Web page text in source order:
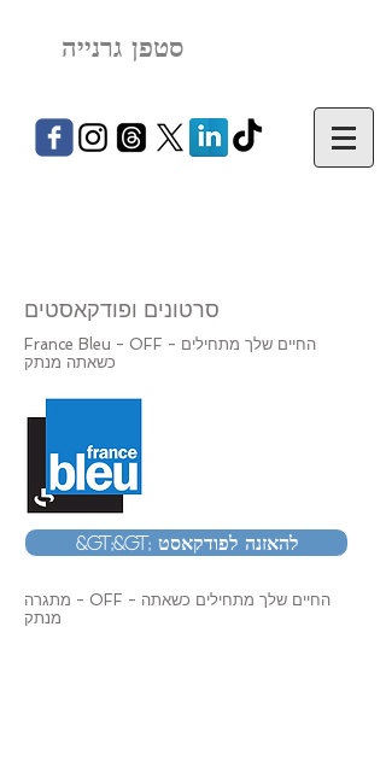
סטפן גרנייה
סרטונים ופודקאסטים
France Bleu - OFF - החיים שלך מתחילים
כשאתה מנתק
&gt;&gt; להאזנה לפודקאסט
מתגרה - OFF - החיים שלך מתחילים כשאתה
מנתק